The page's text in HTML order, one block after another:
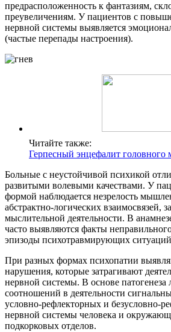
предрасположенность к фантазиям,
преувеличениям. У пациентов с
нервной системы выявляется
(частые перепады настроения).
Читайте также:
Герпесный энцефалит головного
Больные с неустойчивой психикой
развитыми волевыми качествами. У
формой наблюдается незрелость
абстрактно-логических взаимосвязей,
мыслительной деятельности. В
часто выявляются факты
эпизоды психотравмирующих
При разных формах психопатии
нарушения, которые затрагивают
нервной системы. В основе
соотношений в деятельности
условно-рефлекторных и безусловно-
нервной системы человека и
подкорковых отделов.